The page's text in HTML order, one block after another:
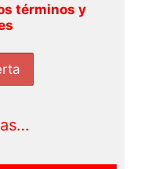
términos y